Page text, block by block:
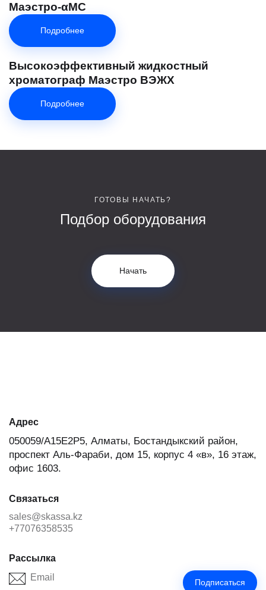
Маэстро-αМС
Подробнее
Высокоэффективный жидкостный
хроматограф Маэстро ВЭЖХ
Подробнее
ГОТОВЫ НАЧАТЬ?
Подбор оборудования
Начать
Адрес
050059/A15E2P5, Алматы, Бостандыкский район,
проспект Аль-Фараби, дом 15, корпус 4 «в», 16 этаж,
офис 1603.
Связаться
sales@skassa.kz
+77076358535
Рассылка
Подписаться